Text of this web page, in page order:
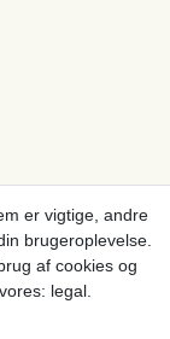
er vigtige, andre
brugeroplevelse.
af cookies og
legal.